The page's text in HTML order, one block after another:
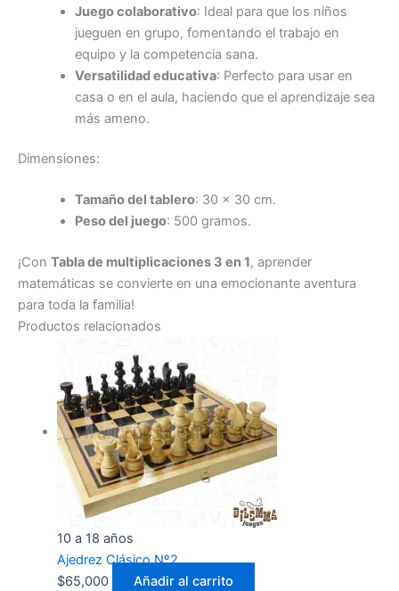
Juego colaborativo: Ideal para que los niños
jueguen en grupo, fomentando el trabajo en
equipo y la competencia sana.
Versatilidad educativa: Perfecto para usar en
casa o en el aula, haciendo que el aprendizaje sea
más ameno.
Dimensiones:
Tamaño del tablero: 30 x 30 cm.
Peso del juego: 500 gramos.
¡Con Tabla de multiplicaciones 3 en 1, aprender
matemáticas se convierte en una emocionante aventura
para toda la familia!
Productos relacionados
10 a 18 años
Ajedrez Clásico Nº2
$65,000 Añadir al carrito